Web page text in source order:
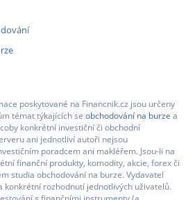
poskytované na Financnik.cz jsou určeny
témat týkajících se obchodování na burze a
konkrétní investiční či obchodní
ani jednotliví autoři nejsou
poradcem ani makléřem. Jsou-li na
finanční produkty, komodity, akcie, forex či
studia obchodování na burze. Vydavatel
konkrétní rozhodnutí jednotlivých uživatelů.